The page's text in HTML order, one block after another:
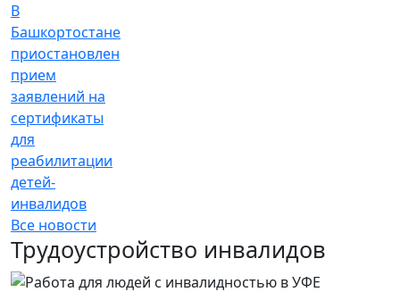
В
Башкортостане
приостановлен
прием
заявлений на
сертификаты
для
реабилитации
детей-
инвалидов
Все новости
Трудоустройство инвалидов